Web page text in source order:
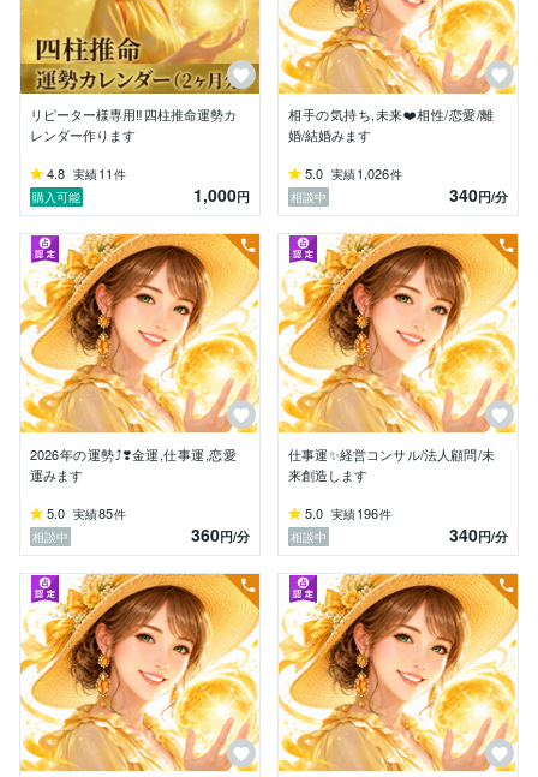
⭐️ 得意分野
✡️ 経営コンサル・法人顧問
✡️ 時期よみ
✡️ 使命・自己分析
✡️ 転職
✡️ 恋愛・結婚・離婚・相性
✡️ 人間関係・家族
・丁寧に、でも現実的に
・抽象論ではなく「具体的な行動指針」
・あなたが軽やかに前進できるようサポート
・「今できることが分かった」「心がすっと軽くなっ
た」そんなお声を多くいただいています
⭐️ 経歴と使命
早稲田大学政治経済学部卒業後、公的機関、大学職員
として勤務するも、環境不適合から心身を壊す日々。1
5年以上の暗闇の中で「自分の使命とは何か」、「どう
生きれば本当に幸せなのか」を模索し続けました。
を学び、1,000万円以上を自己投資。そして、“使命に気
づく”ことで、人生が一変。
「生まれ持った才能を開花させ、自分らしく輝きたい」
と願う方々の未来を支えるため、2014年に開運コンサ
ルタント®として独立。
「使命に気づき、行動することで人は何度でも生まれ変
われる」
その信念のもと、“魂の望む道”へ導く鑑定・講師・法人
顧問など多方面で活動中！
✨ 初めての方もご安心ください
どんな状況でも、あなたの中には“希望の種”があります
リピーター様専用‼️四柱推命運勢カ
レンダー作ります
4.8 実績11 件
購入可能
1,000円
相手の気持ち,未来❤️相性/恋愛/離
婚/結婚みます
5.0 実績1,026件
相談中
340円/分
2026年の運勢⤴︎❣️金運,仕事運,恋愛
運みます
5.0 実績85件
相談中
360円/分
仕事運✨経営コンサル/法人顧問/未
来創造します
5.0 実績196件
相談中
340円/分